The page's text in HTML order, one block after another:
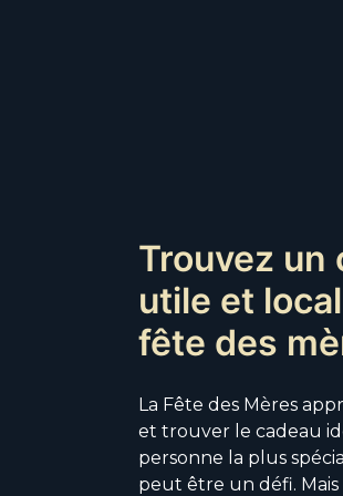
Trouvez un
utile et
fête des
La Fête des Mères
et trouver le cadeau
personne la plus
peut être un défi.